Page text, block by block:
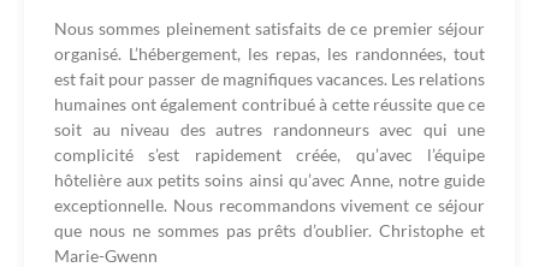
Nous sommes pleinement satisfaits de ce premier séjour
organisé. L’hébergement, les repas, les randonnées, tout
est fait pour passer de magnifiques vacances. Les relations
humaines ont également contribué à cette réussite que ce
soit au niveau des autres randonneurs avec qui une
complicité s’est rapidement créée, qu’avec l’équipe
hôtelière aux petits soins ainsi qu’avec Anne, notre guide
exceptionnelle. Nous recommandons vivement ce séjour
que nous ne sommes pas prêts d’oublier. Christophe et
Marie-Gwenn